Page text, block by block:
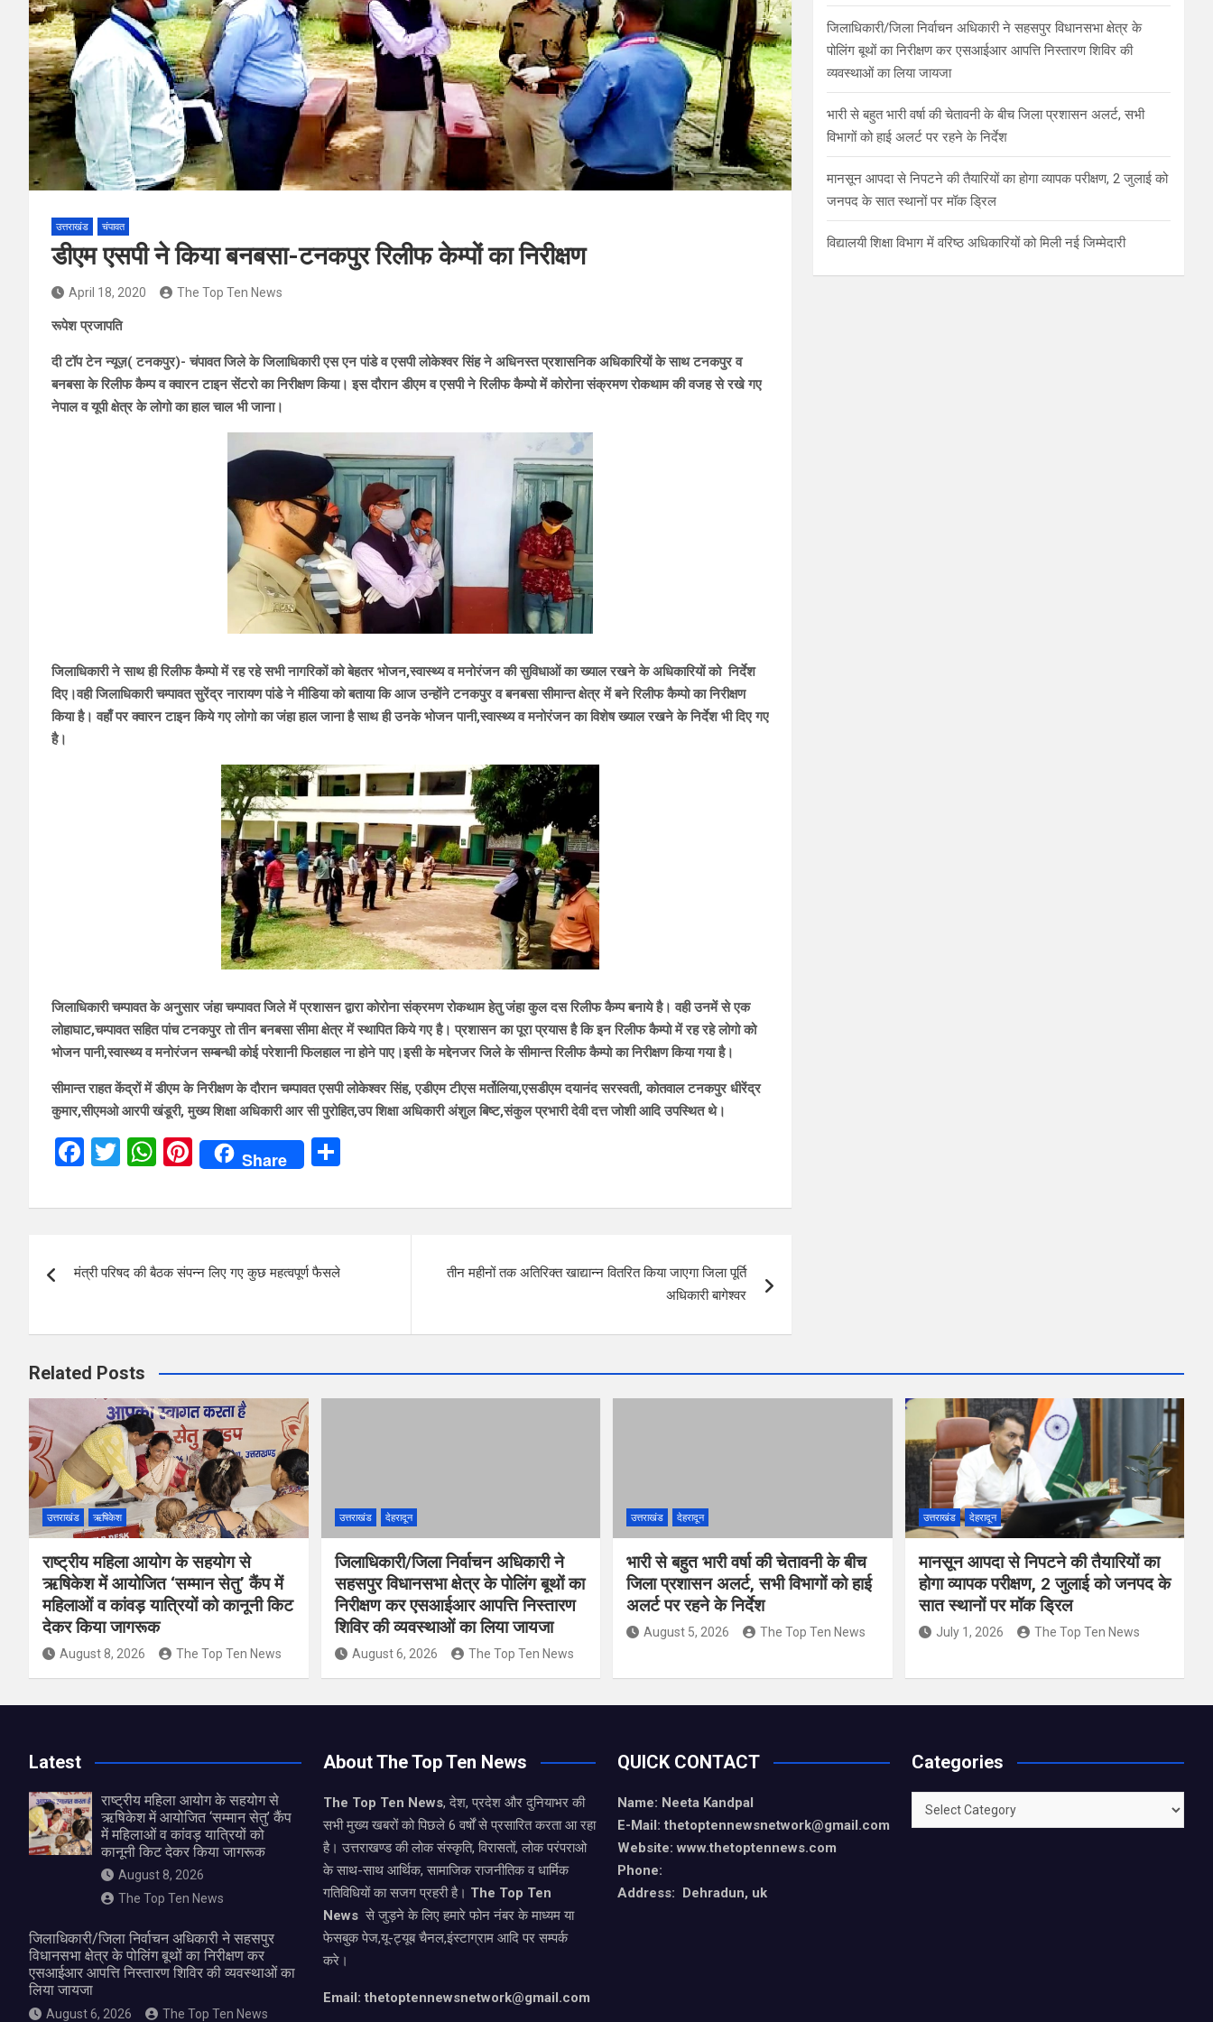
उत्तराखंड चंपावत
डीएम एसपी ने किया बनबसा-टनकपुर रिलीफ केम्पों का निरीक्षण
April 18, 2020 The Top Ten News
रूपेश प्रजापति
दी टॉप टेन न्यूज़( टनकपुर)- चंपावत जिले के जिलाधिकारी एस एन पांडे व एसपी लोकेश्वर सिंह ने अधिनस्त प्रशासनिक अधिकारियों के साथ टनकपुर व
बनबसा के रिलीफ कैम्प व क्वारन टाइन सेंटरो का निरीक्षण किया। इस दौरान डीएम व एसपी ने रिलीफ कैम्पो में कोरोना संक्रमण रोकथाम की वजह से रखे गए
नेपाल व यूपी क्षेत्र के लोगो का हाल चाल भी जाना।
जिलाधिकारी ने साथ ही रिलीफ कैम्पो में रह रहे सभी नागरिकों को बेहतर भोजन,स्वास्थ्य व मनोरंजन की सुविधाओं का ख्याल रखने के अधिकारियों को निर्देश
दिए।वही जिलाधिकारी चम्पावत सुरेंद्र नारायण पांडे ने मीडिया को बताया कि आज उन्होंने टनकपुर व बनबसा सीमान्त क्षेत्र में बने रिलीफ कैम्पो का निरीक्षण
किया है। वहाँ पर क्वारन टाइन किये गए लोगो का जंहा हाल जाना है साथ ही उनके भोजन पानी,स्वास्थ्य व मनोरंजन का विशेष ख्याल रखने के निर्देश भी दिए गए
है।
जिलाधिकारी चम्पावत के अनुसार जंहा चम्पावत जिले में प्रशासन द्वारा कोरोना संक्रमण रोकथाम हेतु जंहा कुल दस रिलीफ कैम्प बनाये है। वही उनमें से एक
लोहाघाट,चम्पावत सहित पांच टनकपुर तो तीन बनबसा सीमा क्षेत्र में स्थापित किये गए है। प्रशासन का पूरा प्रयास है कि इन रिलीफ कैम्पो में रह रहे लोगो को
भोजन पानी,स्वास्थ्य व मनोरंजन सम्बन्धी कोई परेशानी फिलहाल ना होने पाए।इसी के मद्देनजर जिले के सीमान्त रिलीफ कैम्पो का निरीक्षण किया गया है।
सीमान्त राहत केंद्रों में डीएम के निरीक्षण के दौरान चम्पावत एसपी लोकेश्वर सिंह, एडीएम टीएस मर्तोलिया,एसडीएम दयानंद सरस्वती, कोतवाल टनकपुर धीरेंद्र
कुमार,सीएमओ आरपी खंडूरी, मुख्य शिक्षा अधिकारी आर सी पुरोहित,उप शिक्षा अधिकारी अंशुल बिष्ट,संकुल प्रभारी देवी दत्त जोशी आदि उपस्थित थे।
F
ce
o
k
T
tt
W
at
A
p
Pi
nt
er
t
Share
ar
navigation
मंत्री परिषद की बैठक संपन्न लिए गए कुछ महत्वपूर्ण फैसले
तीन महीनों तक अतिरिक्त खाद्यान्न वितरित किया जाएगा जिला पूर्ति
अधिकारी बागेश्वर
जिलाधिकारी/जिला निर्वाचन अधिकारी ने सहसपुर विधानसभा क्षेत्र के
पोलिंग बूथों का निरीक्षण कर एसआईआर आपत्ति निस्तारण शिविर की
व्यवस्थाओं का लिया जायजा
भारी से बहुत भारी वर्षा की चेतावनी के बीच जिला प्रशासन अलर्ट, सभी
विभागों को हाई अलर्ट पर रहने के निर्देश
मानसून आपदा से निपटने की तैयारियों का होगा व्यापक परीक्षण, 2 जुलाई को
जनपद के सात स्थानों पर मॉक ड्रिल
विद्यालयी शिक्षा विभाग में वरिष्ठ अधिकारियों को मिली नई जिम्मेदारी
Related Posts
उत्तराखंड ऋषिकेश
राष्ट्रीय महिला आयोग के सहयोग से
ऋषिकेश में आयोजित ‘सम्मान सेतु’ कैंप में
महिलाओं व कांवड़ यात्रियों को कानूनी किट
देकर किया जागरूक
August 8, 2026 The Top Ten News
उत्तराखंड देहरादून
जिलाधिकारी/जिला निर्वाचन अधिकारी ने
सहसपुर विधानसभा क्षेत्र के पोलिंग बूथों का
निरीक्षण कर एसआईआर आपत्ति निस्तारण
शिविर की व्यवस्थाओं का लिया जायजा
August 6, 2026 The Top Ten News
उत्तराखंड देहरादून
भारी से बहुत भारी वर्षा की चेतावनी के बीच
जिला प्रशासन अलर्ट, सभी विभागों को हाई
अलर्ट पर रहने के निर्देश
August 5, 2026 The Top Ten News
उत्तराखंड देहरादून
मानसून आपदा से निपटने की तैयारियों का
होगा व्यापक परीक्षण, 2 जुलाई को जनपद के
सात स्थानों पर मॉक ड्रिल
July 1, 2026 The Top Ten News
Latest
राष्ट्रीय महिला आयोग के सहयोग से
ऋषिकेश में आयोजित ‘सम्मान सेतु’ कैंप
में महिलाओं व कांवड़ यात्रियों को
कानूनी किट देकर किया जागरूक
August 8, 2026
The Top Ten News
जिलाधिकारी/जिला निर्वाचन अधिकारी ने सहसपुर
विधानसभा क्षेत्र के पोलिंग बूथों का निरीक्षण कर
एसआईआर आपत्ति निस्तारण शिविर की व्यवस्थाओं का
लिया जायजा
August 6, 2026 The Top Ten News
About The Top Ten News
The Top Ten News, देश, प्रदेश और दुनियाभर की
सभी मुख्य खबरों को पिछले 6 वर्षों से प्रसारित करता आ रहा
है। उत्तराखण्ड की लोक संस्कृति, विरासतों, लोक परंपराओ
के साथ-साथ आर्थिक, सामाजिक राजनीतिक व धार्मिक
गतिविधियों का सजग प्रहरी है। The Top Ten
News से जुड़ने के लिए हमारे फोन नंबर के माध्यम या
फेसबुक पेज,यू-ट्यूब चैनल,इंस्टाग्राम आदि पर सम्पर्क
करे।
Email: thetoptennewsnetwork@gmail.com
QUICK CONTACT
Name: Neeta Kandpal
E-Mail: thetoptennewsnetwork@gmail.com
Website: www.thetoptennews.com
Phone:
Address: Dehradun, uk
Categories
Categories